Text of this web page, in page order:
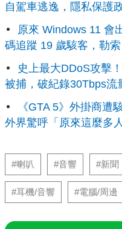
自駕車逃逸，隱私保護
原來 Windows 11 會
碼追蹤 19 歲駭客，勒
史上最大DDoS攻擊
被捕，破紀錄30Tbps流
《GTA 5》外掛商遭
外界驚呼「原來這麼多
#喇叭 #音響 #新聞
#耳機/音響 #電腦/周邊